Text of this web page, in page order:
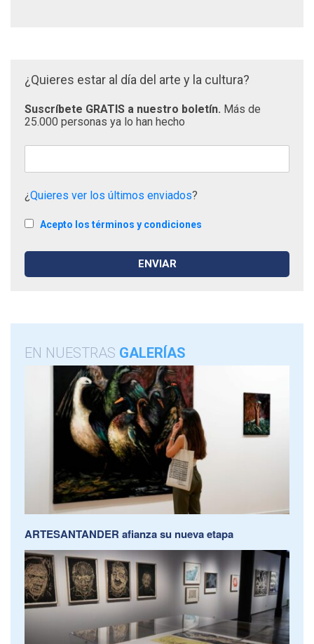
¿Quieres estar al día del arte y la cultura?
Suscríbete GRATIS a nuestro boletín. Más de
25.000 personas ya lo han hecho
¿Quieres ver los últimos enviados?
Acepto los términos y condiciones
EN NUESTRAS GALERÍAS
ARTESANTANDER afianza su nueva etapa